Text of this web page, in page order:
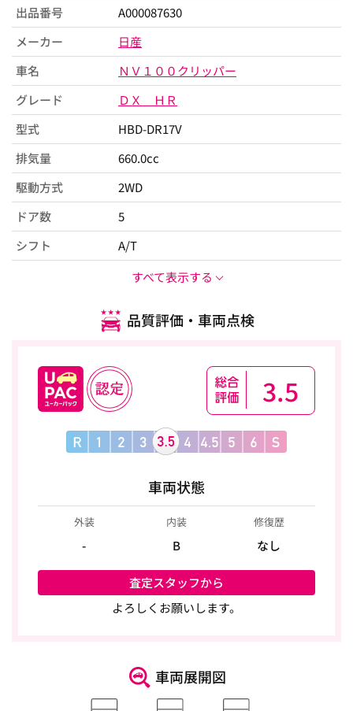
出品番号
A000087630
メーカー
日産
車名
ＮＶ１００クリッパー
グレード
ＤＸ ＨＲ
型式
HBD-DR17V
排気量
660.0cc
駆動方式
2WD
ドア数
5
シフト
A/T
すべて表示する
品質評価・車両点検
3.5
車両状態
外装
-
内装
B
修復歴
なし
査定スタッフから
よろしくお願いします。
車両展開図